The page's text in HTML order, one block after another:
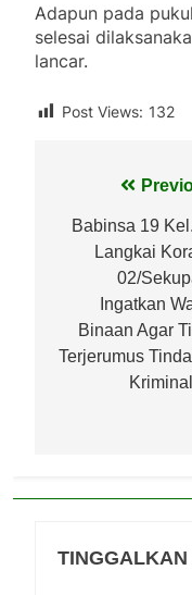
Adapun pada
selesai
lancar.
Post Views: 132
Navigasi
pos
Babinsa 19
Langkai
02/
Ingatkan
Binaan Agar
Terjerumus